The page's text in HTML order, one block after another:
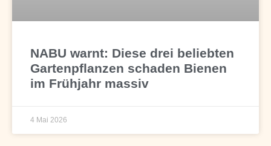
NABU warnt: Diese drei beliebten
Gartenpflanzen schaden Bienen
im Frühjahr massiv
4 Mai 2026